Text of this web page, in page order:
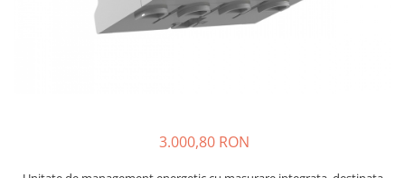
3.000,80 RON